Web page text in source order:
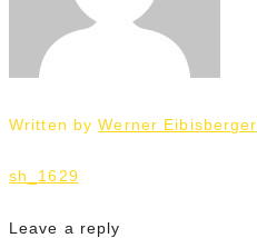
Written byWerner Eibisberger
Beitrags-
Navigation
sh_1629
Leave a reply